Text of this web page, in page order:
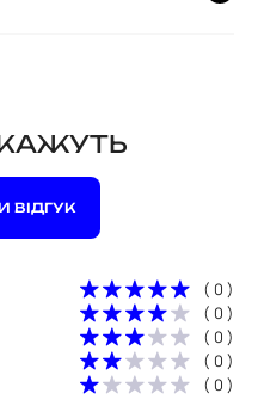
ВІДГУК
( 0 )
( 0 )
( 0 )
( 0 )
( 0 )